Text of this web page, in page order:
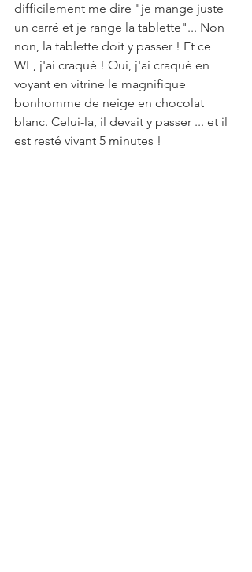
difficilement me dire "je mange juste
un carré et je range la tablette"... Non
non, la tablette doit y passer ! Et ce
WE, j'ai craqué ! Oui, j'ai craqué en
voyant en vitrine le magnifique
bonhomme de neige en chocolat
blanc. Celui-la, il devait y passer ... et il
est resté vivant 5 minutes !